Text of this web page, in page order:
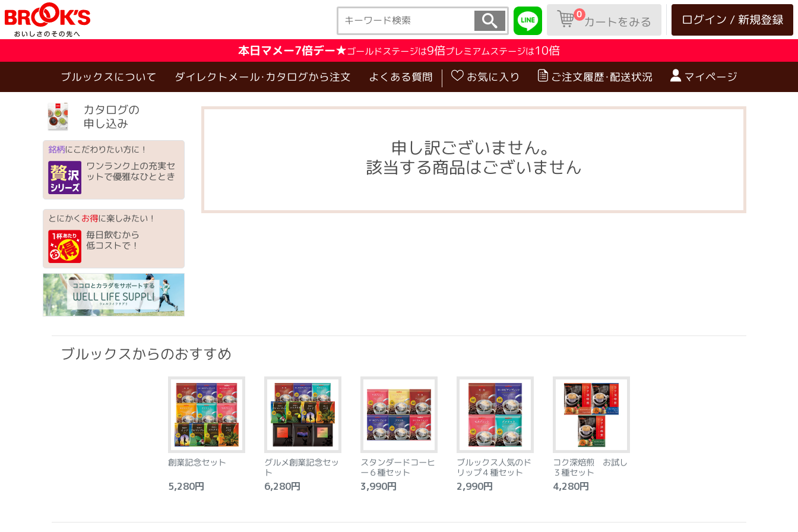
ログイン / 新規登録
0カートをみる
本日マメー7倍デー★ゴールドステージは9倍プレミアムステージは10倍
ブルックスについて ダイレクトメール･カタログから注文 よくある質問 お気に入り ご注文履歴･配送状況 マイページ
カタログの
申し込み
銘柄にこだわりたい方に！
ワンランク上の充実セ
ットで優雅なひととき
とにかく お得に楽しみたい！
毎日飲むから
低コストで！
申し訳ございません。
該当する商品はございません
ブルックスからのおすすめ
創業記念セット
5,280円
グルメ創業記念セッ
ト
6,280円
スタンダードコーヒ
ー６種セット
3,990円
ブルックス人気のド
リップ４種セット
2,990円
コク深焙煎 お試し
３種セット
4,280円